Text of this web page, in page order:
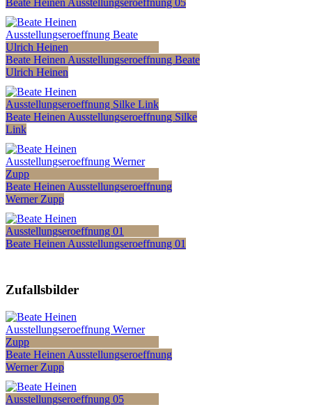
Beate Heinen Ausstellungseroeffnung Beate
Ulrich Heinen
Beate Heinen Ausstellungseroeffnung Silke
Link
Beate Heinen Ausstellungseroeffnung
Werner Zupp
Beate Heinen Ausstellungseroeffnung 01
Zufallsbilder
Beate Heinen Ausstellungseroeffnung
Werner Zupp